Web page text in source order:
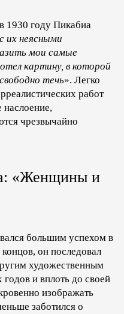
1930 году Пикабиа
их неясными
мои самые
картину, в которой
течь». Легко
работ
наслоение,
чрезвычайно
«Женщины и
большим успехом в
он последовал
художественным
и вплоть до своей
изображать
заботился о